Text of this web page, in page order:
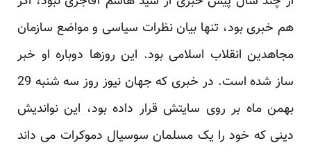
هم خبری بود، تنها بیان نظرات سیاسی و مواضع سازمان
‏مجاهدین انقلاب اسلامی بود. این روزها دوباره او خبر
ساز شده است. در خبری که جهان نیوز روز سه شنبه 29
بهمن ‏ماه بر روی سایتش قرار داده بود، این نواندیش
دینی که خود را یک مسلمان سوسیال دموکرات می داند